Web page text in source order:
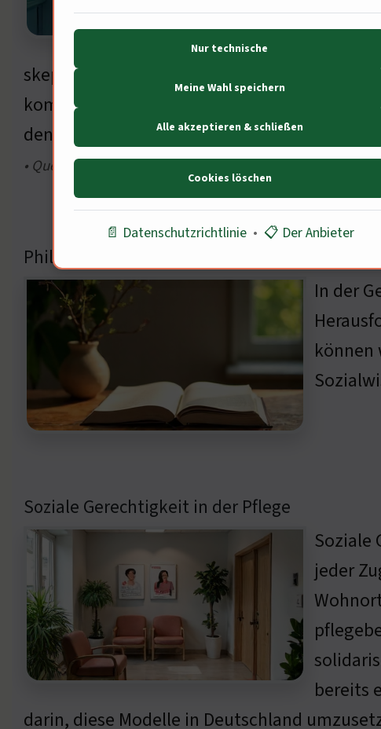
einigen
skeptisch gegenüber der Digitalisierung in
kommunizieren. Welche Rolle spielt die
den Philosophen.
• Quelle: McKinsey,der Pflege, S. 8
Philosophische Perspektiven zur Pflege
In der
können
Soziale Gerechtigkeit in der Pflege
Soziale
jeder
bereits
darin, diese Modelle in Deutschland
Nur technische
Meine Wahl speichern
Alle akzeptieren & schließen
Cookies löschen
📄 Datenschutzrichtlinie• 📋 Der Anbieter